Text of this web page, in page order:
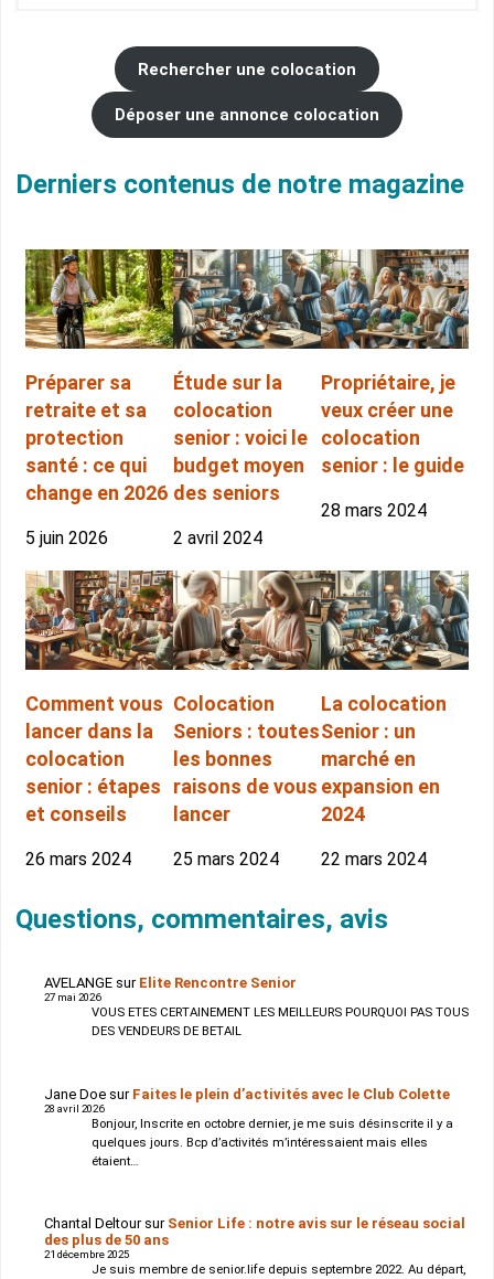
Rechercher une colocation
Déposer une annonce colocation
Derniers contenus de notre magazine
Préparer sa
retraite et sa
protection
santé : ce qui
change en 2026
5 juin 2026
Étude sur la
colocation
senior : voici le
budget moyen
des seniors
2 avril 2024
Propriétaire, je
veux créer une
colocation
senior : le guide
28 mars 2024
Comment vous
lancer dans la
colocation
senior : étapes
et conseils
26 mars 2024
Colocation
Seniors : toutes
les bonnes
raisons de vous
lancer
25 mars 2024
La colocation
Senior : un
marché en
expansion en
2024
22 mars 2024
Questions, commentaires, avis
AVELANGE sur Elite Rencontre Senior
27 mai 2026
VOUS ETES CERTAINEMENT LES MEILLEURS POURQUOI PAS TOUS
DES VENDEURS DE BETAIL
Jane Doe sur Faites le plein d’activités avec le Club Colette
28 avril 2026
Bonjour, Inscrite en octobre dernier, je me suis désinscrite il y a
quelques jours. Bcp d’activités m’intéressaient mais elles
étaient…
Chantal Deltoursur Senior Life : notre avis sur le réseau social
des plus de 50 ans
21 décembre 2025
Je suis membre de senior.life depuis septembre 2022. Au départ,